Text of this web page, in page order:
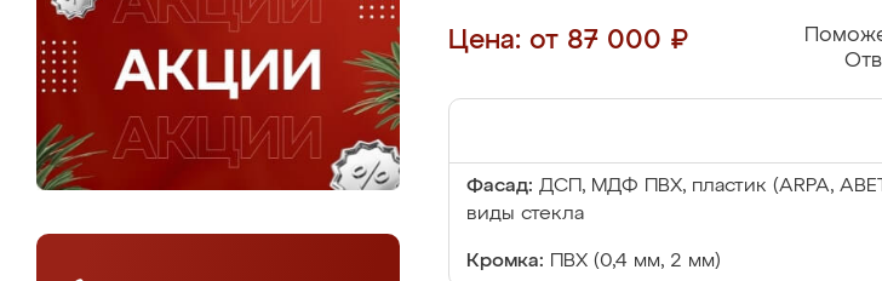
Цена: от 87 000 ₽
Фасад: ДСП, МДФ ПВХ, пластик (ARPA,
виды стекла
Кромка: ПВХ (0,4 мм, 2 мм)